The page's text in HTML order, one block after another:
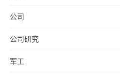
公司
公司研究
军工